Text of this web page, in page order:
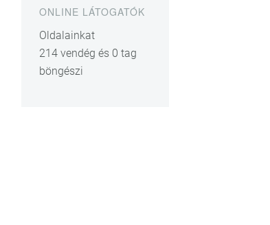
ONLINE LÁTOGATÓK
Oldalainkat
214 vendég és 0 tag
böngészi